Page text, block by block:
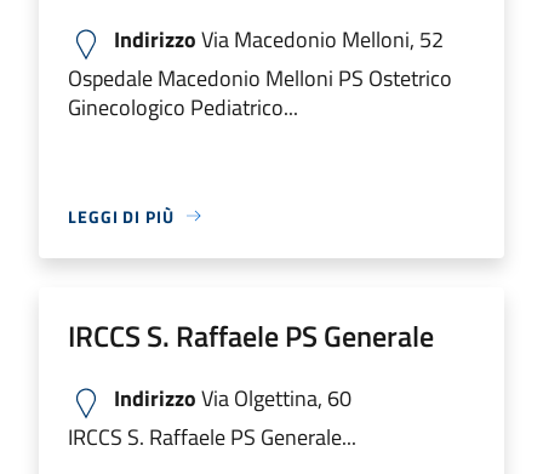
IndirizzoVia Macedonio Melloni, 52
Ospedale Macedonio Melloni PS Ostetrico
Ginecologico Pediatrico...
LEGGI DI PIÙ
IRCCS S. Raffaele PS Generale
IndirizzoVia Olgettina, 60
IRCCS S. Raffaele PS Generale...